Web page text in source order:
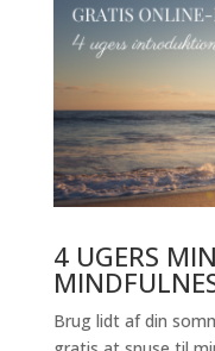
4 UGERS
Brug lidt af din